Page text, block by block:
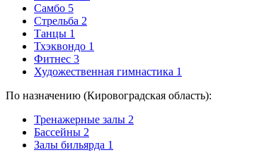
Самбо 5
Стрельба 2
Танцы 1
Тхэквондо 1
Фитнес 3
Художественная гимнастика 1
По назначению (Кировоградская область):
Тренажерные залы 2
Бассейны 2
Залы бильярда 1